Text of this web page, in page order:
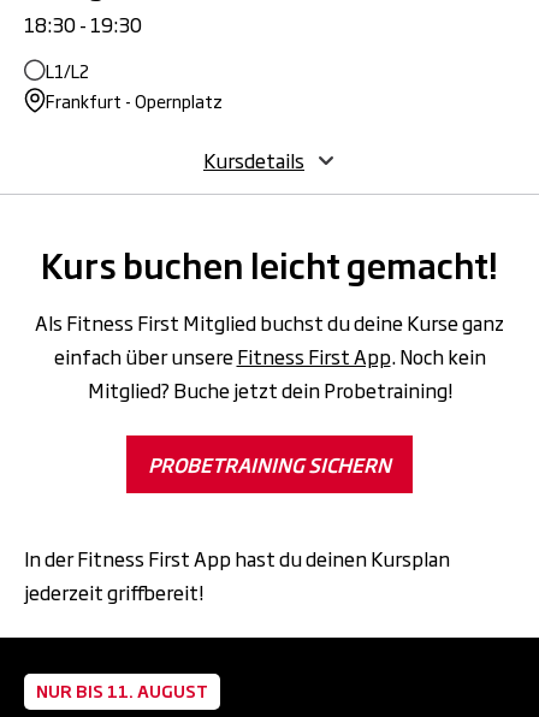
18:30 - 19:30
L1/L2
Frankfurt - Opernplatz
Kursdetails
Kurs buchen leicht gemacht!
Als Fitness First Mitglied buchst du deine Kurse ganz
einfach über unsereFitness First App. Noch kein
Mitglied? Buche jetzt dein Probetraining!
PROBETRAINING SICHERN
In der Fitness First App hast du deinen Kursplan
jederzeit griffbereit!
NUR BIS 11. AUGUST